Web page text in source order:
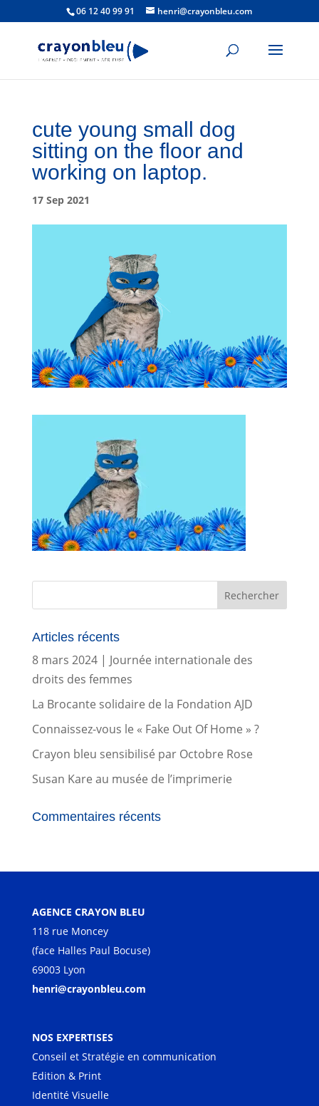
06 12 40 99 91 henri@crayonbleu.com
cute young small dog
sitting on the floor and
working on laptop.
17 Sep 2021
Articles récents
8 mars 2024 | Journée internationale des
droits des femmes
La Brocante solidaire de la Fondation AJD
Connaissez-vous le « Fake Out Of Home » ?
Crayon bleu sensibilisé par Octobre Rose
Susan Kare au musée de l’imprimerie
Commentaires récents
AGENCE CRAYON BLEU
118 rue Moncey
(face Halles Paul Bocuse)
69003 Lyon
henri@crayonbleu.com
NOS EXPERTISES
Conseil et Stratégie en communication
Edition & Print
Identité Visuelle